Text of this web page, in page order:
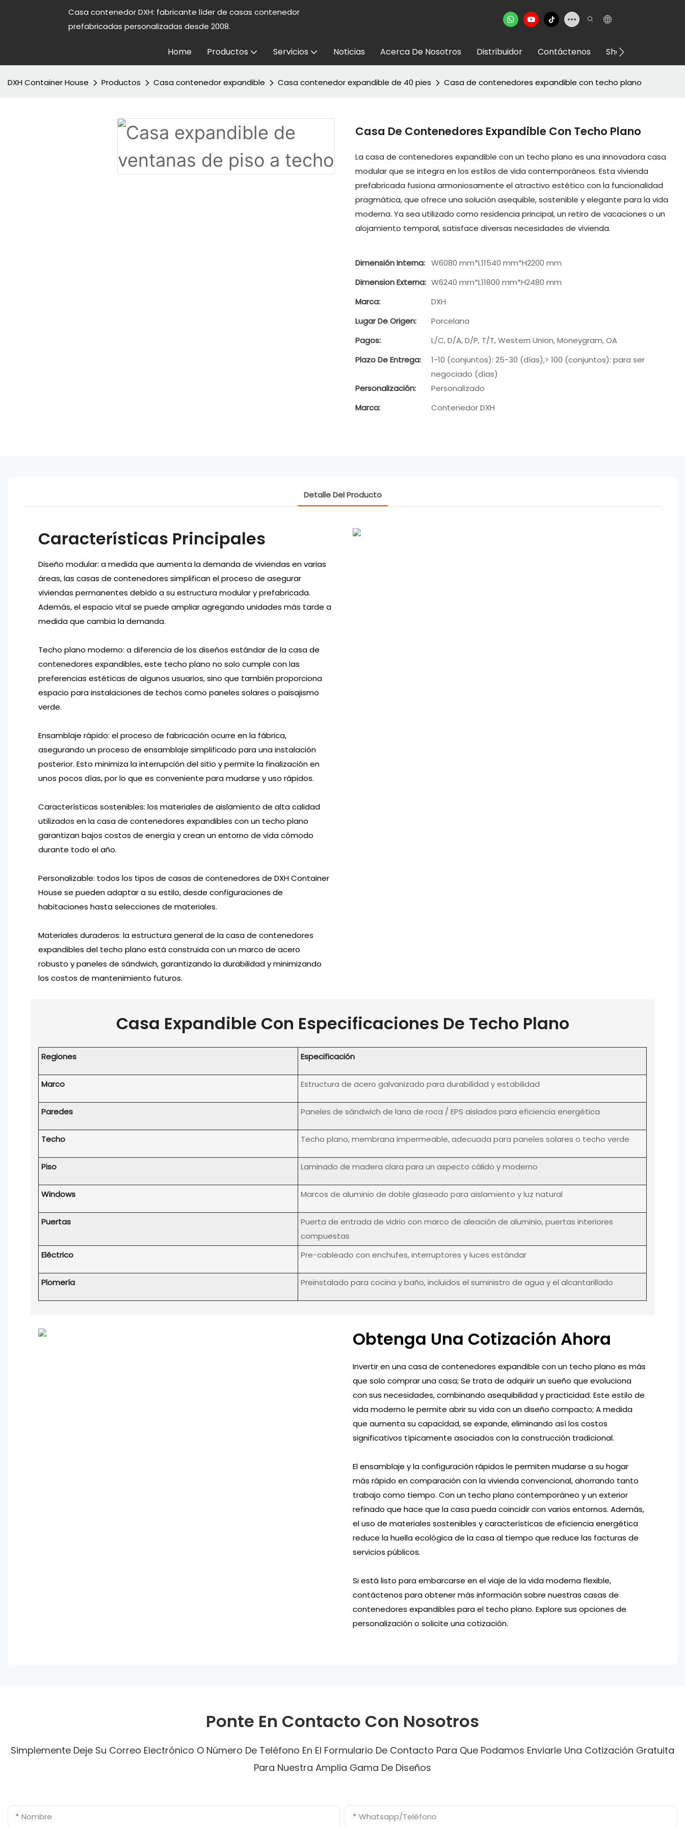
Casa contenedor DXH: fabricante líder de casas contenedor
prefabricadas personalizadas desde 2008.
Home Productos Servicios Noticias Acerca De Nosotros Distribuidor Contáctenos Showroom VR
DXH Container House Productos Casa contenedor expandible Casa contenedor expandible de 40 pies Casa de contenedores expandible con techo plano
Casa De Contenedores Expandible Con Techo Plano
La casa de contenedores expandible con un techo plano es una innovadora casa
modular que se integra en los estilos de vida contemporáneos. Esta vivienda
prefabricada fusiona armoniosamente el atractivo estético con la funcionalidad
pragmática, que ofrece una solución asequible, sostenible y elegante para la vida
moderna. Ya sea utilizado como residencia principal, un retiro de vacaciones o un
alojamiento temporal, satisface diversas necesidades de vivienda.
Dimensión Interna: W6080 mm*L11540 mm*H2200 mm
Dimension Externa: W6240 mm*L11800 mm*H2480 mm
Marca:
DXH
Lugar De Origen:
Porcelana
Pagos:
L/C, D/A, D/P, T/T, Western Union, Moneygram, OA
Plazo De Entrega:
1-10 (conjuntos): 25-30 (días),> 100 (conjuntos): para ser
negociado (días)
Personalización:
Personalizado
Marca:
Contenedor DXH
Detalle Del Producto
Características Principales
Diseño modular: a medida que aumenta la demanda de viviendas en varias
áreas, las casas de contenedores simplifican el proceso de asegurar
viviendas permanentes debido a su estructura modular y prefabricada.
Además, el espacio vital se puede ampliar agregando unidades más tarde a
medida que cambia la demanda.
Techo plano moderno: a diferencia de los diseños estándar de la casa de
contenedores expandibles, este techo plano no solo cumple con las
preferencias estéticas de algunos usuarios, sino que también proporciona
espacio para instalaciones de techos como paneles solares o paisajismo
verde.
Ensamblaje rápido: el proceso de fabricación ocurre en la fábrica,
asegurando un proceso de ensamblaje simplificado para una instalación
posterior. Esto minimiza la interrupción del sitio y permite la finalización en
unos pocos días, por lo que es conveniente para mudarse y uso rápidos.
Características sostenibles: los materiales de aislamiento de alta calidad
utilizados en la casa de contenedores expandibles con un techo plano
garantizan bajos costos de energía y crean un entorno de vida cómodo
durante todo el año.
Personalizable: todos los tipos de casas de contenedores de DXH Container
House se pueden adaptar a su estilo, desde configuraciones de
habitaciones hasta selecciones de materiales.
Materiales duraderos: la estructura general de la casa de contenedores
expandibles del techo plano está construida con un marco de acero
robusto y paneles de sándwich, garantizando la durabilidad y minimizando
los costos de mantenimiento futuros.
Casa Expandible Con Especificaciones De Techo Plano
Regiones Especificación
Marco Estructura de acero galvanizado para durabilidad y estabilidad
Paredes Paneles de sándwich de lana de roca / EPS aislados para eficiencia energética
Techo Techo plano, membrana impermeable, adecuada para paneles solares o techo verde
Piso Laminado de madera clara para un aspecto cálido y moderno
Windows Marcos de aluminio de doble glaseado para aislamiento y luz natural
Puertas
Puerta de entrada de vidrio con marco de aleación de aluminio, puertas interiores
compuestas
Eléctrico
Pre-cableado con enchufes, interruptores y luces estándar
Plomería Preinstalado para cocina y baño, incluidos el suministro de agua y el alcantarillado
Obtenga Una Cotización Ahora
Invertir en una casa de contenedores expandible con un techo plano es más
que solo comprar una casa; Se trata de adquirir un sueño que evoluciona
con sus necesidades, combinando asequibilidad y practicidad. Este estilo de
vida moderno le permite abrir su vida con un diseño compacto; A medida
que aumenta su capacidad, se expande, eliminando así los costos
significativos típicamente asociados con la construcción tradicional.
El ensamblaje y la configuración rápidos le permiten mudarse a su hogar
más rápido en comparación con la vivienda convencional, ahorrando tanto
trabajo como tiempo. Con un techo plano contemporáneo y un exterior
refinado que hace que la casa pueda coincidir con varios entornos. Además,
el uso de materiales sostenibles y características de eficiencia energética
reduce la huella ecológica de la casa al tiempo que reduce las facturas de
servicios públicos.
Si está listo para embarcarse en el viaje de la vida moderna flexible,
contáctenos para obtener más información sobre nuestras casas de
contenedores expandibles para el techo plano. Explore sus opciones de
personalización o solicite una cotización.
Ponte En Contacto Con Nosotros
Simplemente Deje Su Correo Electrónico O Número De Teléfono En El Formulario De Contacto Para Que Podamos Enviarle Una Cotización Gratuita
Para Nuestra Amplia Gama De Diseños
Nombre Whatsapp/Teléfono